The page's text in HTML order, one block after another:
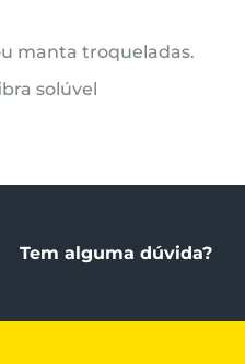
manta troqueladas.
solúvel
Tem alguma dúvida?